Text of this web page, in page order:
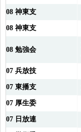
08 神東支
08 神東支
08 勉強会
07 兵放技
07 東播支
07 厚生委
07 日放連